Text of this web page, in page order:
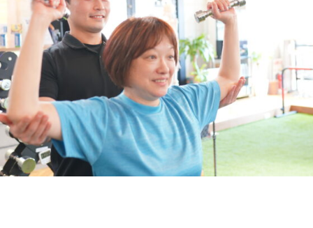
グ
ｘ
整
体・
灸・
マ
ッ
サ
ー